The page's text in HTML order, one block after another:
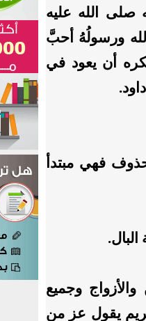
الله عليه
ورسولُهُ أحبَّ
أن يعود في
فهي مبتدأ
وجميع
يقول عز من